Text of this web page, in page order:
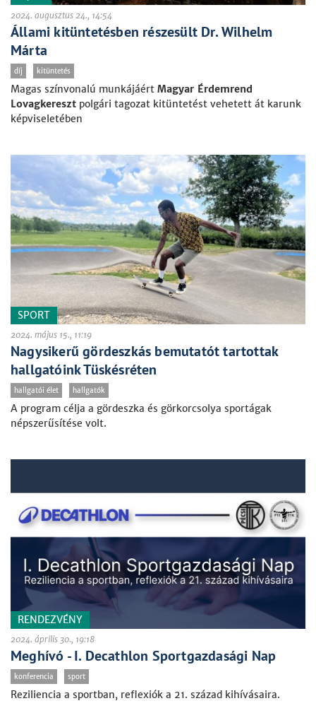
2024. augusztus 24., 14:54
Állami kitüntetésben részesült Dr. Wilhelm
Márta
díj kitüntetés
Magas színvonalú munkájáért Magyar Érdemrend
Lovagkereszt polgári tagozat kitüntetést vehetett át karunk
képviseletében
SPORT
2024. május 15., 11:19
Nagysikerű gördeszkás bemutatót tartottak
hallgatóink Tüskésréten
hallgatói élet hallgatók
A program célja a gördeszka és görkorcsolya sportágak
népszerűsítése volt.
RENDEZVÉNY
2024. április 30., 19:18
Meghívó - I. Decathlon Sportgazdasági Nap
konferencia sport
Reziliencia a sportban, reflexiók a 21. század kihívásaira.